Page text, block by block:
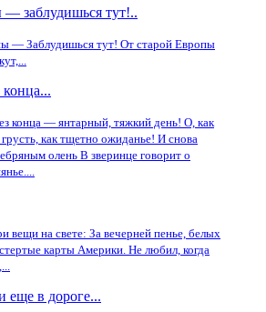
заблудишься тут!..
— Заблудишься тут! От старой Европы
конца — янтарный, тяжкий день! О, как
как тщетно ожиданье! И снова
олень В зверинце говорит о
вещи на свете: За вечерней пенье, белых
карты Америки. Не любил, когда
еще в дороге...